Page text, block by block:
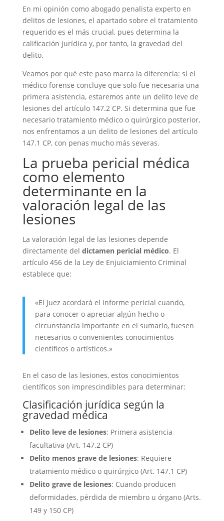
En mi opinión como abogado penalista experto en
delitos de lesiones, el apartado sobre el tratamiento
requerido es el más crucial, pues determina la
calificación jurídica y, por tanto, la gravedad del
delito.
Veamos por qué este paso marca la diferencia: si el
médico forense concluye que solo fue necesaria una
primera asistencia, estaremos ante un delito leve de
lesiones del artículo 147.2 CP. Si determina que fue
necesario tratamiento médico o quirúrgico posterior,
nos enfrentamos a un delito de lesiones del artículo
147.1 CP, con penas mucho más severas.
La prueba pericial médica
como elemento
determinante en la
valoración legal de las
lesiones
La valoración legal de las lesiones depende
directamente del dictamen pericial médico. El
artículo 456 de la Ley de Enjuiciamiento Criminal
establece que:
«El Juez acordará el informe pericial cuando,
para conocer o apreciar algún hecho o
circunstancia importante en el sumario, fuesen
necesarios o convenientes conocimientos
científicos o artísticos.»
En el caso de las lesiones, estos conocimientos
científicos son imprescindibles para determinar:
Clasificación jurídica según la
gravedad médica
Delito leve de lesiones: Primera asistencia
facultativa (Art. 147.2 CP)
Delito menos grave de lesiones: Requiere
tratamiento médico o quirúrgico (Art. 147.1 CP)
Delito grave de lesiones: Cuando producen
deformidades, pérdida de miembro u órgano (Arts.
149 y 150 CP)